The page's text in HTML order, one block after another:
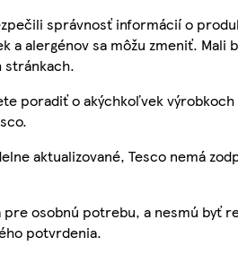
správnosť informácií o
a alergénov sa môžu zmeniť.
stránkach.
poradiť o akýchkoľvek
aktualizované, Tesco nemá
osobnú potrebu, a nesmú byť
potvrdenia.